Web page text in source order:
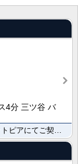
4分 三ツ谷 バ
敷金・退去修繕費ナシ、更に仲介手数料不要！テクトピアにてご契約のお客様は家賃1ケ月サービス付♪ネット･･･